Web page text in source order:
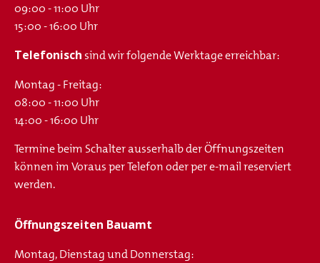
09:00 - 11:00 Uhr
15:00 - 16:00 Uhr
Telefonischsind wir folgende Werktage erreichbar:
Montag - Freitag:
08:00 - 11:00 Uhr
14:00 - 16:00 Uhr
Termine beim Schalter ausserhalb der Öffnungszeiten
können im Voraus per Telefon oder per e-mail reserviert
werden.
Öffnungszeiten Bauamt
Montag, Dienstag und Donnerstag: